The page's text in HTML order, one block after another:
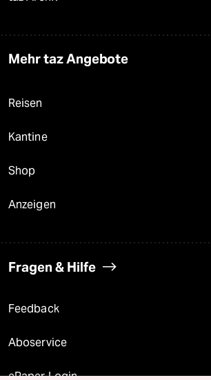
Mehr taz Angebote
Reisen
Kantine
Shop
Anzeigen
Fragen & Hilfe
Feedback
Aboservice
ePaper Login